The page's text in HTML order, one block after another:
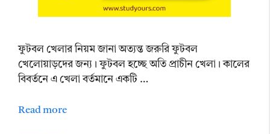
ফুটবল খেলার নিয়ম জানা অত্যন্ত জরুরি ফুটবল
খেলোয়াড়দের জন্য। ফুটবল হচ্ছে অতি প্রাচীন খেলা। কালের
বিবর্তনে এ খেলা বর্তমানে একটি …
Read more